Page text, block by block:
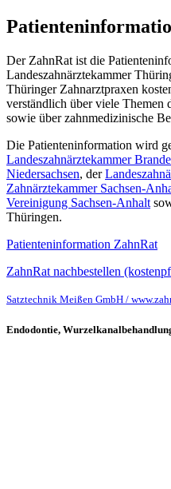
Der ZahnRat ist die
Landeszahnärztekammer
Thüringer Zahnarztpraxen
verständlich über viele Themen
sowie über zahnmedizinische
Die Patienteninformation wird
Landeszahnärztekammer
Niedersachsen, der
Zahnärztekammer Sachsen-
Vereinigung Sachsen-Anhalt
Thüringen.
Patienteninformation ZahnRat
ZahnRat nachbestellen
Satztechnik Meißen GmbH /
Endodontie,